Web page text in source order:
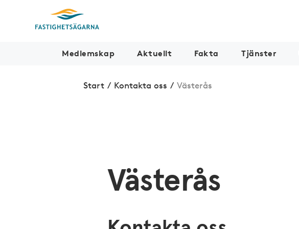
Medlemskap Aktuellt Fakta Tjänster
Start / Kontakta oss / Västerås
Västerås